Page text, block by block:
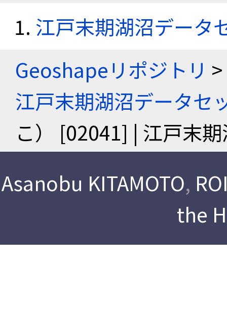
江戸末期湖沼データ
Geoshapeリポジトリ >
江戸末期湖沼データセ
こ） [02041] | 江戸末
Asanobu KITAMOTO,
the